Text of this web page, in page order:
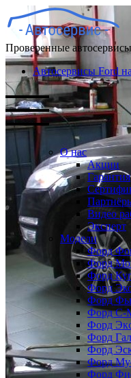
Проверенные
Автосервисы Ford
О нас
Акции
Гарантия
Видео
Эксперт
Модели
Форд
Форд
Форд
Форд
Форд
Форд С-
Форд
Форд
Форд
Форд
Форд